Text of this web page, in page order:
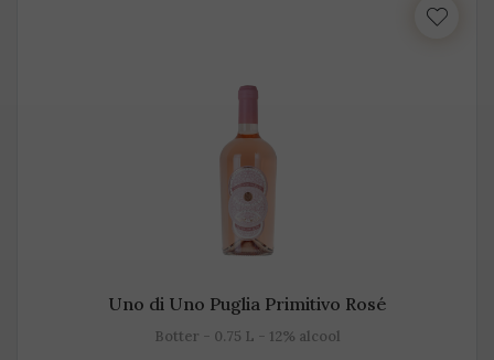
Uno di Uno Puglia Primitivo Rosé
Botter - 0.75 L - 12% alcool